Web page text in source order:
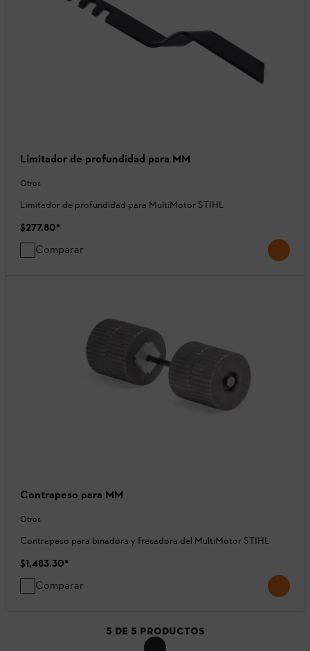
Limitador de profundidad para MM
Otros
Limitador de profundidad para MultiMotor STIHL
$277.80*
Comparar
Contrapeso para MM
Otros
Contrapeso para binadora y fresadora del MultiMotor STIHL
$1,483.30*
Comparar
5 DE 5 PRODUCTOS